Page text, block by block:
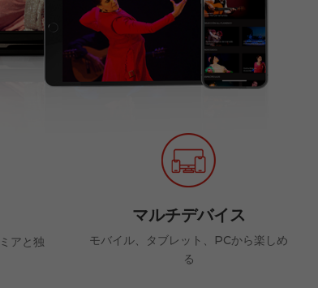
アと独
マルチデバイス
モバイル、タブレット、PCから楽しめ
る